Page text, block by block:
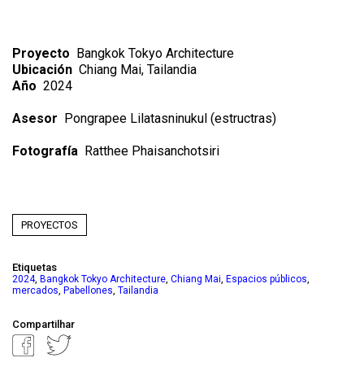
Proyecto Bangkok Tokyo Architecture
Ubicación Chiang Mai, Tailandia
Año 2024
Asesor Pongrapee Lilatasninukul (estructras)
Fotografía Ratthee Phaisanchotsiri
PROYECTOS
Etiquetas
2024, Bangkok Tokyo Architecture Chiang Mai Espacios públicos
mercados Pabellones Tailandia
Compartilhar